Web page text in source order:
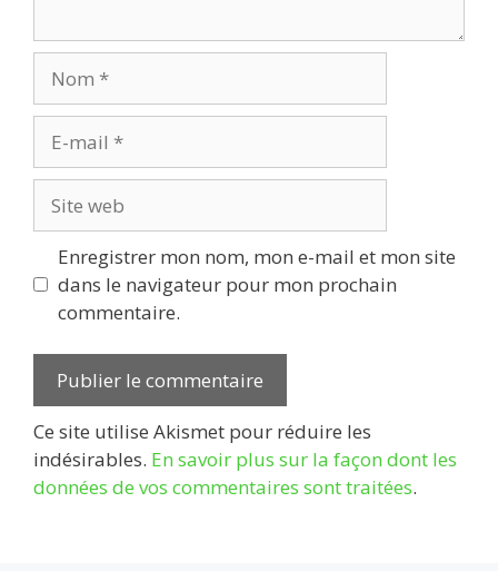
mail
web
Enregistrer mon nom, mon e-mail et mon site
dans le navigateur pour mon prochain
commentaire.
Ce site utilise Akismet pour réduire les
indésirables. En savoir plus sur la façon dont les
données de vos commentaires sont traitées.